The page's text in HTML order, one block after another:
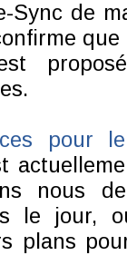
Sync de
pour
nous
le jour,
plans